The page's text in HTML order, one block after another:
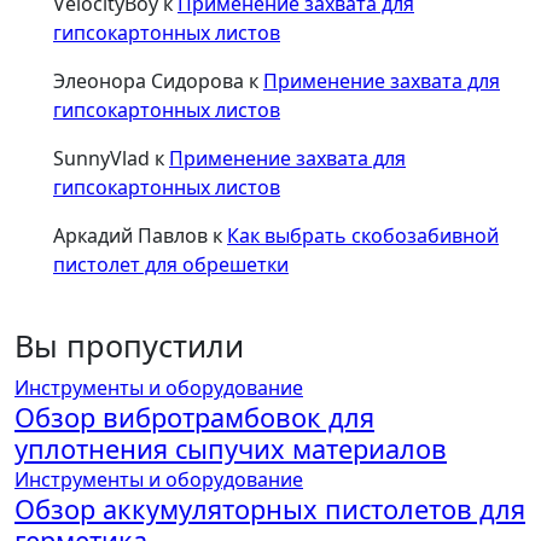
гипсокартонных листов
Элеонора Сидорова к Применение захвата для
гипсокартонных листов
SunnyVlad к Применение захвата для
гипсокартонных листов
Аркадий Павлов к Как выбрать скобозабивной
пистолет для обрешетки
Вы пропустили
Инструменты и оборудование
Обзор вибротрамбовок для
уплотнения сыпучих материалов
Инструменты и оборудование
Обзор аккумуляторных пистолетов для